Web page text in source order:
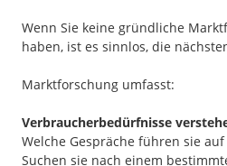
Wenn Sie keine gründliche
haben, ist es sinnlos, die
Marktforschung umfasst:
Verbraucherbedürfnisse
Welche Gespräche führen sie
Suchen sie nach einem